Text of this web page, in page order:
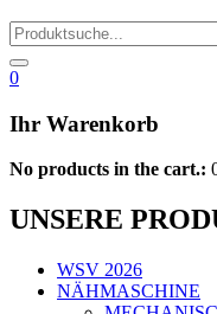
0
Ihr Warenkorb
No products in the cart.:
UNSERE
WSV 2026
NÄHMASCHINE